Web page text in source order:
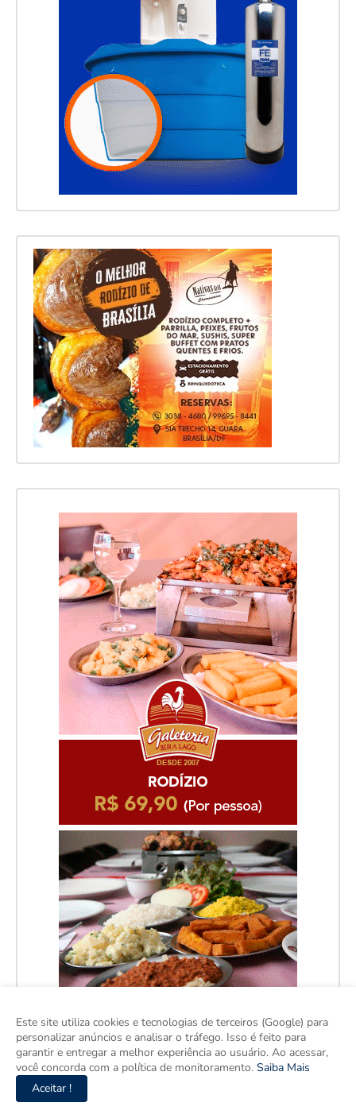
Facebook
Este site utiliza cookies e tecnologias de terceiros (Google) para
personalizar anúncios e analisar o tráfego. Isso é feito para
garantir e entregar a melhor experiência ao usuário. Ao acessar,
você concorda com a política de monitoramento. Saiba Mais
Aceitar !